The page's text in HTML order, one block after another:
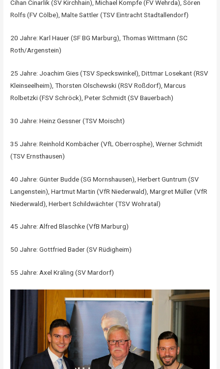
Cihan Cinarlik (SV Kirchhain), Michael Kompfe (FV Wehrda), Sören
Rolfs (FV Cölbe), Malte Sattler (TSV Eintracht Stadtallendorf)
20 Jahre: Karl Hauer (SF BG Marburg), Thomas Wittmann (SC
Roth/Argenstein)
25 Jahre: Joachim Gies (TSV Speckswinkel), Dittmar Losekant (RSV
Kleinseelheim), Thorsten Olschewski (RSV Roßdorf), Marcus
Rolbetzki (FSV Schröck), Peter Schmidt (SV Bauerbach)
30 Jahre: Heinz Gessner (TSV Moischt)
35 Jahre: Reinhold Kombächer (VfL Oberrosphe), Werner Schmidt
(TSV Ernsthausen)
40 Jahre: Günter Budde (SG Mornshausen), Herbert Guntrum (SV
Langenstein), Hartmut Martin (VfR Niederwald), Margret Müller (VfR
Niederwald), Herbert Schildwächter (TSV Wohratal)
45 Jahre: Alfred Blaschke (VfB Marburg)
50 Jahre: Gottfried Bader (SV Rüdigheim)
55 Jahre: Axel Kräling (SV Mardorf)